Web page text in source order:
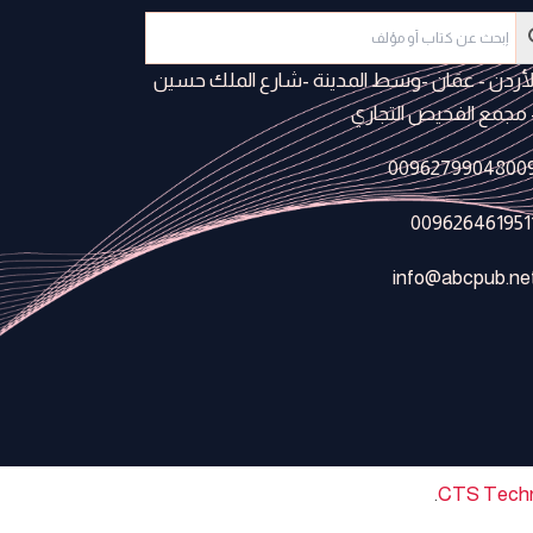
- عمَان -وسط المدينة -شارع الملك حسين
مجمع الفحيص التجاري
CTS
.